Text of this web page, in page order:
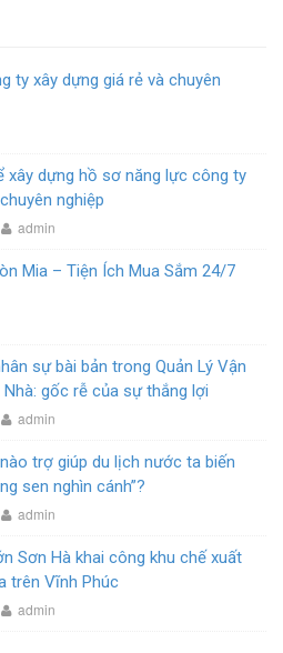
ty xây dựng giá rẻ và chuyên
xây dựng hồ sơ năng lực công ty
nghiệp
admin
Mia – Tiện Ích Mua Sắm 24/7
sự bài bản trong Quản Lý Vận
Nhà: gốc rễ của sự thắng lợi
admin
trợ giúp du lịch nước ta biến
sen nghìn cánh”?
admin
Sơn Hà khai công khu chế xuất
trên Vĩnh Phúc
admin